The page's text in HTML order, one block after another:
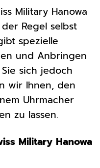
Military Hanowa
der Regel selbst
spezielle
und Anbringen
sich jedoch
wir Ihnen, den
Uhrmacher
zu lassen.
Military Hanowa